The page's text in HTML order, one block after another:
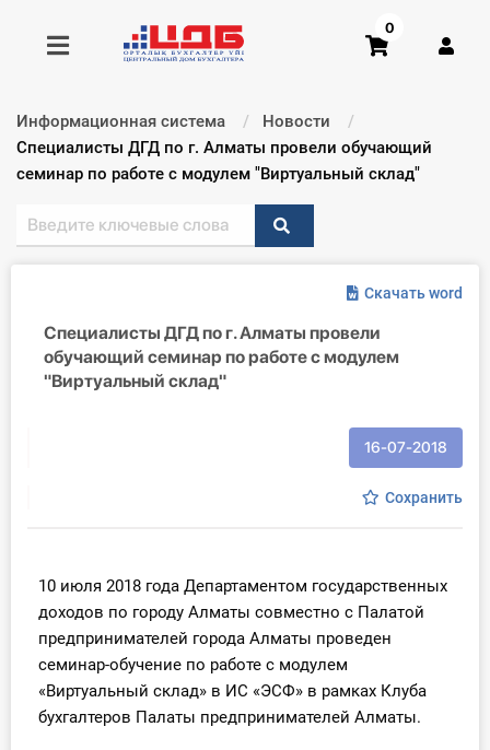
Получить консультацию
Главная ИС
Консультации
Справочник бухгалтера
Участник ВЭД
0
Информационная система
Новости
Текущий:
Специалисты ДГД по г. Алматы провели обучающий
семинар по работе с модулем "Виртуальный склад"
Скачать word
Специалисты ДГД по г. Алматы провели
обучающий семинар по работе с модулем
"Виртуальный склад"
16-07-2018
Сохранить
10 июля 2018 года Департаментом государственных
доходов по городу Алматы совместно с Палатой
предпринимателей города Алматы проведен
семинар-обучение по работе с модулем
«Виртуальный склад» в ИС «ЭСФ» в рамках Клуба
бухгалтеров Палаты предпринимателей Алматы.